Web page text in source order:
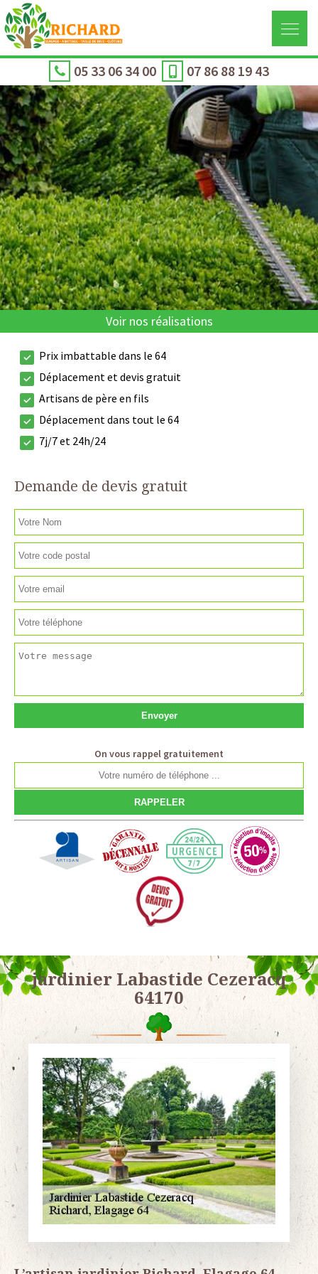
05 33 06 34 00 07 86 88 19 43
Voir nos réalisations
Prix imbattable dans le 64
Déplacement et devis gratuit
Artisans de père en fils
Déplacement dans tout le 64
7j/7 et 24h/24
Demande de devis gratuit
On vous rappel gratuitement
jardinier Labastide Cezeracq
64170